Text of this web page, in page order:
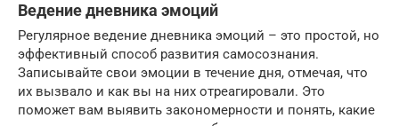
Ведение дневника эмоций
Регулярное ведение дневника эмоций – это простой, но
эффективный способ развития самосознания.
Записывайте свои эмоции в течение дня, отмечая, что
их вызвало и как вы на них отреагировали. Это
поможет вам выявить закономерности и понять, какие